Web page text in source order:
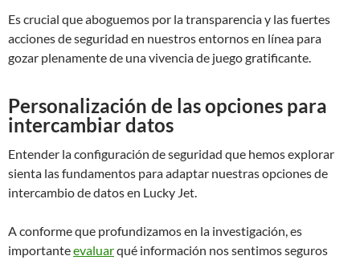
Es crucial que aboguemos por la transparencia y las fuertes
acciones de seguridad en nuestros entornos en línea para
gozar plenamente de una vivencia de juego gratificante.
Personalización de las opciones para
intercambiar datos
Entender la configuración de seguridad que hemos explorar
sienta las fundamentos para adaptar nuestras opciones de
intercambio de datos en Lucky Jet.
A conforme que profundizamos en la investigación, es
importanteevaluarqué información nos sentimos seguros